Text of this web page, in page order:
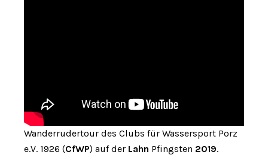
Wanderrudertour des Clubs für Wassersport Porz
e.V. 1926 (CfWP) auf der Lahn Pfingsten 2019.